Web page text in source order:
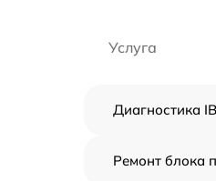
Услуга
Диагностика
Ремонт блока